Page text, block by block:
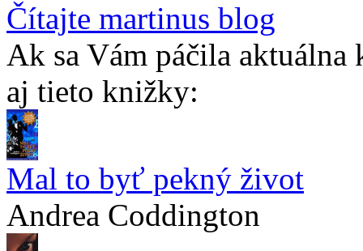
Čítajte martinus blog
Ak sa Vám páčila
aj tieto knižky:
Mal to byť pekný život
Andrea Coddington